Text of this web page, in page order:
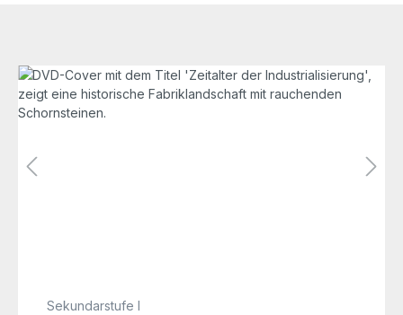
Bildergalerie überspringen
Sekundarstufe I